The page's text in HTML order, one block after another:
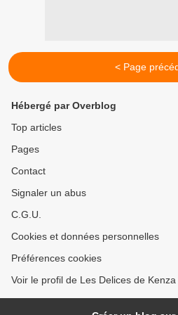
< Page
Hébergé par Overblog
Top articles
Pages
Contact
Signaler un abus
C.G.U.
Cookies et données personnelles
Préférences cookies
Voir le profil de Les Delices de